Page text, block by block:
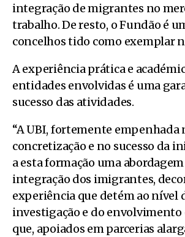
integração de migrantes no
trabalho. De resto, o Fundão é
concelhos tido como exemplar
A experiência prática e
entidades envolvidas é uma
sucesso das atividades.
“A UBI, fortemente empenhada
concretização e no sucesso da
a esta formação uma
integração dos imigrantes,
experiência que detém ao nível
investigação e do envolvimento
que, apoiados em parcerias